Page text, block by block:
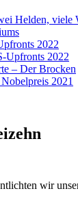
Helden, viele
2022
Upfronts 2022
– Der Brocken
2021
wir